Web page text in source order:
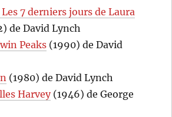
7 derniers jours de Laura
de David Lynch
Peaks (1990) de David
(1980) de David Lynch
Harvey(1946) de George